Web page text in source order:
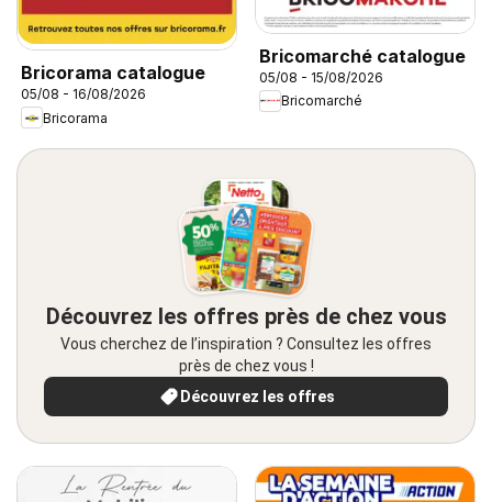
Bricorama catalogue
05/08 - 16/08/2026
Bricorama
Bricomarché catalogue
05/08 - 15/08/2026
Bricomarché
Découvrez les offres près de chez vous
Vous cherchez de l’inspiration ? Consultez les offres
près de chez vous !
Découvrez les offres